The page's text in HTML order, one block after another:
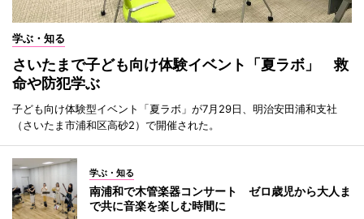
学ぶ・知る
さいたまで子ども向け体験イベント「夏ラボ」 救
命や防犯学ぶ
子ども向け体験型イベント「夏ラボ」が7月29日、明治安田浦和支社
（さいたま市浦和区高砂2）で開催された。
学ぶ・知る
南浦和で木管楽器コンサート ゼロ歳児から大人ま
で共に音楽を楽しむ時間に